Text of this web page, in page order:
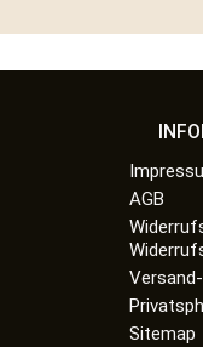
AGB
Sitemap